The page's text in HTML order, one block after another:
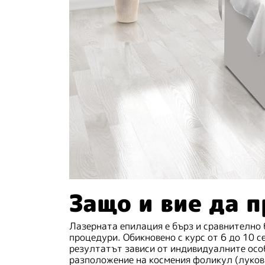
Защо и вие да
Лазерната епилация е бърз и
процедури. Обикновено с курс от 6 до 10
резултатът зависи от индивидуалните
разположение на космения фоликул